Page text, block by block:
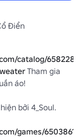
Điển
catalog/
Tham gia
áo!
bởi 4_Soul.
games/